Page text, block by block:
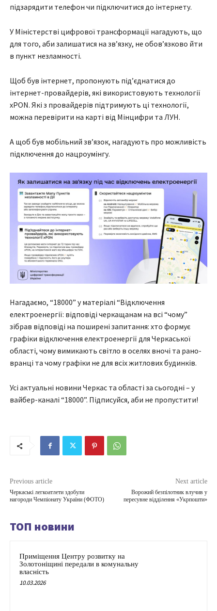
підзарядити телефон чи підключитися до інтернету.
У Міністерстві цифрової трансформації нагадують, що
для того, аби залишатися на зв’язку, не обов’язково йти
в пункт незламності.
Щоб був інтернет, пропонують під’єднатися до
інтернет-провайдерів, які використовують технології
xPON. Які з провайдерів підтримують ці технології,
можна перевірити на карті від Мінцифри та ЛУН.
А щоб був мобільний зв’язок, нагадують про можливість
підключення до нацроумінгу.
Нагадаємо, “18000” у матеріалі “Відключення
електроенергії: відповіді черкащанам на всі “чому”
зібрав відповіді на поширені запитання: хто формує
графіки відключення електроенергії для Черкаської
області, чому вимикають світло в оселях вночі та рано-
вранці та чому графіки не для всіх житлових будинків.
Усі актуальні новини Черкас та області за сьогодні – у
вайбер-каналі “18000”. Підписуйся, аби не пропустити!
Previous article
Черкаські легкоатлети здобули
нагороди Чемпіонату України (ФОТО)
Next article
Ворожий безпілотник влучив у
пересувне відділення «Укрпошти»
ТОП новини
Приміщення Центру розвитку на
Золотоніщині передали в комунальну
власність
10.03.2026